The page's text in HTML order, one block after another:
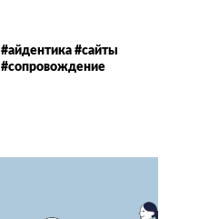
#айдентика #сайты
#сопровождение